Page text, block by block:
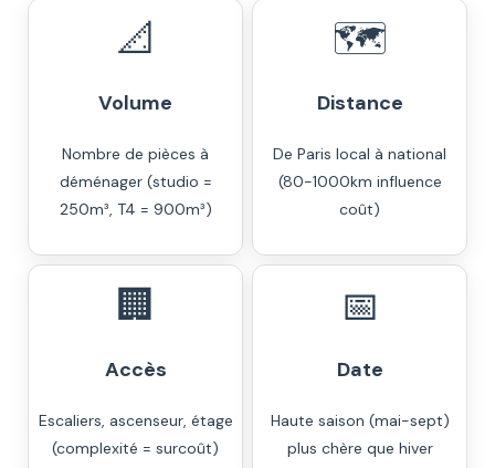
📐
Volume
Nombre de pièces à
déménager (studio =
250m³, T4 = 900m³)
🗺️
Distance
De Paris local à national
(80-1000km influence
coût)
🏢
Accès
Escaliers, ascenseur, étage
(complexité = surcoût)
📅
Date
Haute saison (mai-sept)
plus chère que hiver